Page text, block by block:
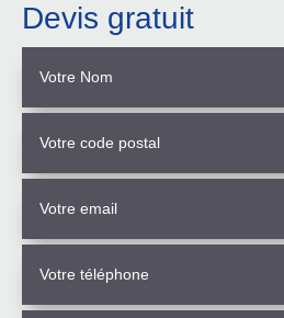
Devis gratuit